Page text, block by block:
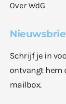
Over WdG
Schrijf je in
ontvangt hem
mailbox.